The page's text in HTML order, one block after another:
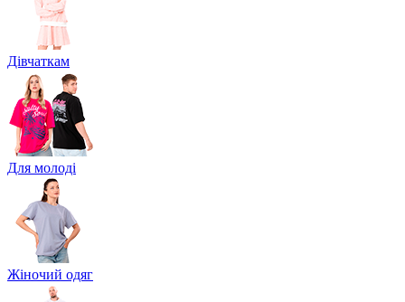
Дівчаткам
Для молоді
Жіночий одяг